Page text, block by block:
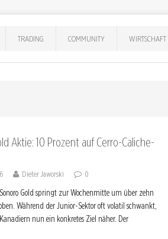
TRADING COMMUNITY WIRTSCHAFT
Aktie: 10 Prozent auf Cerro-Caliche-
Dieter Jaworski 0
Gold springt zur Wochenmitte um über zehn
Während der Junior-Sektor oft volatil schwankt,
nun ein konkretes Ziel näher. Der